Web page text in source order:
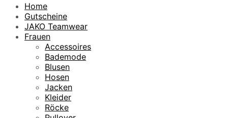
Home
Gutscheine
JAKO Teamwear
Frauen
Accessoires
Bademode
Blusen
Hosen
Jacken
Kleider
Röcke